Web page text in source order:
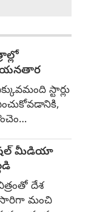
నయనతార
స్టార్లు
కన్నడ
నటించిన
గీతూ
మీడియా
దేశ
మంచి